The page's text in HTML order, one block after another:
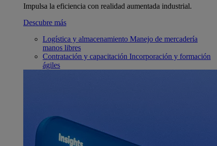
Impulsa la eficiencia con realidad aumentada industrial.
Descubre más
Logística y almacenamiento Manejo de mercadería
manos libres
Contratación y capacitación Incorporación y formación
ágiles